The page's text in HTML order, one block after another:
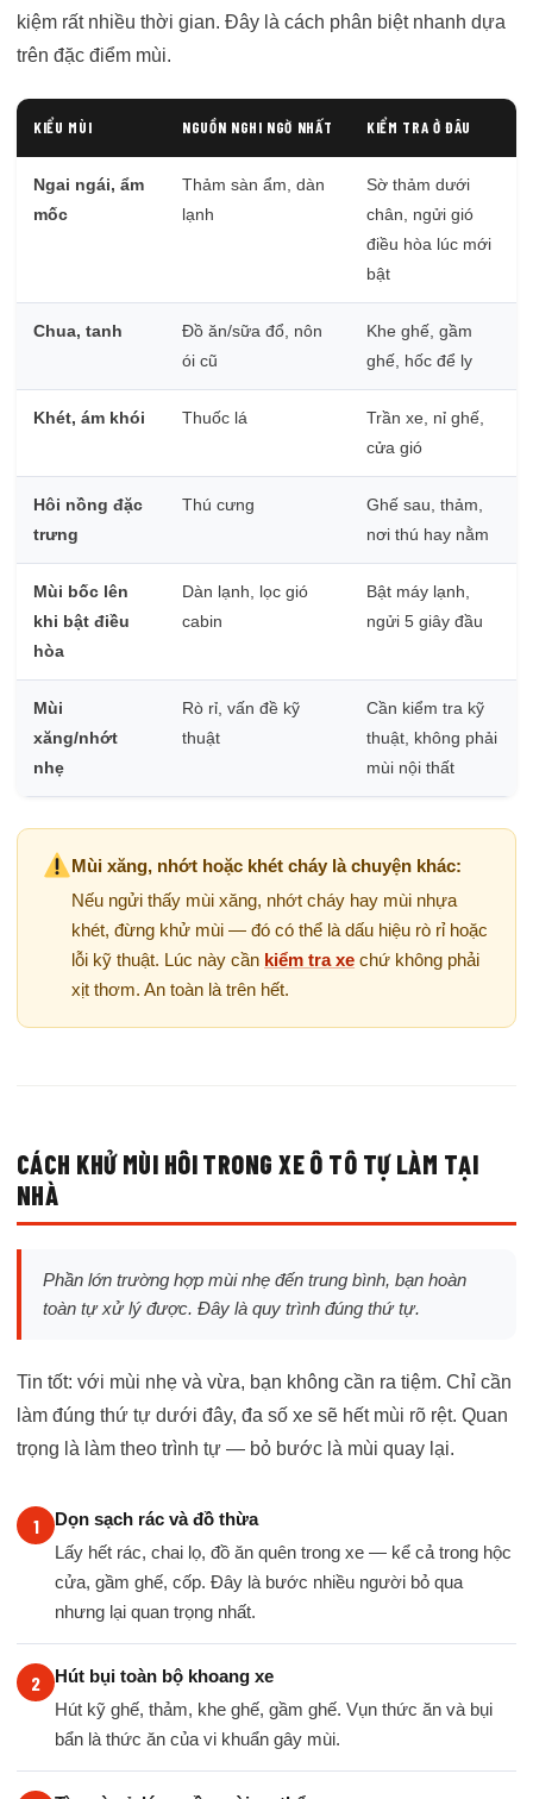
kiệm rất nhiều thời gian. Đây là cách phân biệt nhanh dựa
trên đặc điểm mùi.
KIỂU MÙI NGUỒN NGHI NGỜ NHẤT KIỂM TRA Ở ĐÂU
Ngai ngái, ẩm
mốc
Thảm sàn ẩm, dàn
lạnh
Sờ thảm dưới
chân, ngửi gió
điều hòa lúc mới
bật
Chua, tanh
Đồ ăn/sữa đổ, nôn
ói cũ
Khe ghế, gầm
ghế, hốc để ly
Khét, ám khói Thuốc lá
Trần xe, nỉ ghế,
cửa gió
Hôi nồng đặc
trưng
Thú cưng
Ghế sau, thảm,
nơi thú hay nằm
Mùi bốc lên
khi bật điều
hòa
Dàn lạnh, lọc gió
cabin
Bật máy lạnh,
ngửi 5 giây đầu
Mùi
xăng/nhớt
nhẹ
Rò rỉ, vấn đề kỹ
thuật
Cần kiểm tra kỹ
thuật, không phải
mùi nội thất
Mùi xăng, nhớt hoặc khét cháy là chuyện khác:
Nếu ngửi thấy mùi xăng, nhớt cháy hay mùi nhựa
khét, đừng khử mùi — đó có thể là dấu hiệu rò rỉ hoặc
lỗi kỹ thuật. Lúc này cần kiểm tra xe chứ không phải
xịt thơm. An toàn là trên hết.
CÁCH KHỬ MÙI HÔI TRONG XE Ô TÔ TỰ LÀM TẠI
NHÀ
Phần lớn trường hợp mùi nhẹ đến trung bình, bạn hoàn
toàn tự xử lý được. Đây là quy trình đúng thứ tự.
Tin tốt: với mùi nhẹ và vừa, bạn không cần ra tiệm. Chỉ cần
làm đúng thứ tự dưới đây, đa số xe sẽ hết mùi rõ rệt. Quan
trọng là làm theo trình tự — bỏ bước là mùi quay lại.
Dọn sạch rác và đồ thừa
Lấy hết rác, chai lọ, đồ ăn quên trong xe — kể cả trong hộc
cửa, gầm ghế, cốp. Đây là bước nhiều người bỏ qua
nhưng lại quan trọng nhất.
Hút bụi toàn bộ khoang xe
Hút kỹ ghế, thảm, khe ghế, gầm ghế. Vụn thức ăn và bụi
bẩn là thức ăn của vi khuẩn gây mùi.